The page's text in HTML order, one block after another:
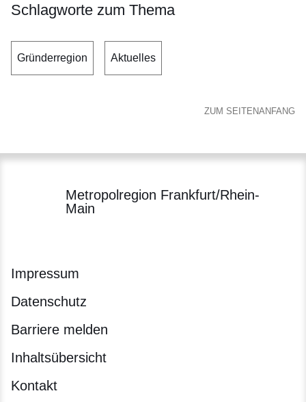
Schlagworte zum Thema
Gründerregion Aktuelles
ZUM SEITENANFANG
Metropolregion Frankfurt/Rhein-
Main
Impressum
Datenschutz
Barriere melden
Inhaltsübersicht
Kontakt